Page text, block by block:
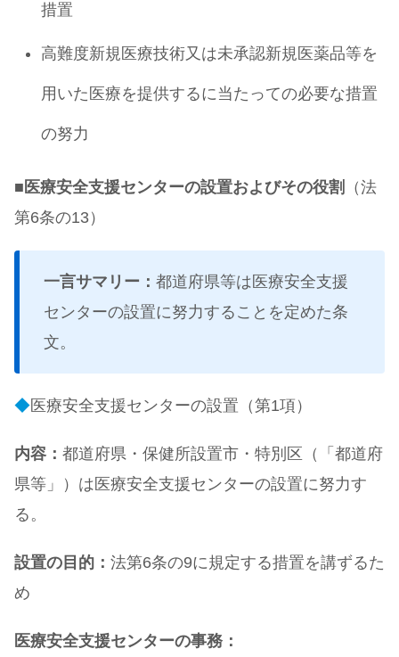
措置
高難度新規医療技術又は未承認新規医薬品等を
用いた医療を提供するに当たっての必要な措置
の努力
■ 医療安全支援センターの設置およびその役割
（法
第6条の13）
一言サマリー： 都道府県等は医療安全支援
センターの設置に努力することを定めた条
文。
◆医療安全支援センターの設置（第1項）
内容： 都道府県・保健所設置市・特別区（「都道府
県等」）は医療安全支援センターの設置に努力す
る。
設置の目的： 法第6条の9に規定する措置を講ずるた
め
医療安全支援センターの事務：